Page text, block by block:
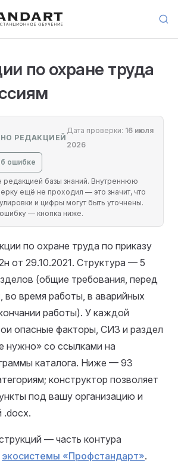
по охране труда
РЕДАКЦИЕЙ
Дата проверки: 16 июля
2026
ошибке
редакцией базы знаний. Внутреннюю
ещё не проходил — это значит, что
и цифры могут быть уточнены.
— кнопка ниже.
по охране труда по приказу
от 29.10.2021. Структура — 5
(общие требования, перед
во время работы, в аварийных
работы). У каждой
опасные факторы, СИЗ и раздел
нужно» со ссылками на
каталога. Ниже — 93
конструктор позволяет
под вашу организацию и
.docx.
— часть контура
экосистемы «Профстандарт».